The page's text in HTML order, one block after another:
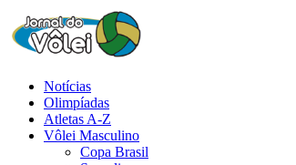
Notícias
Olimpíadas
Atletas A-Z
Vôlei Masculino
Copa Brasil